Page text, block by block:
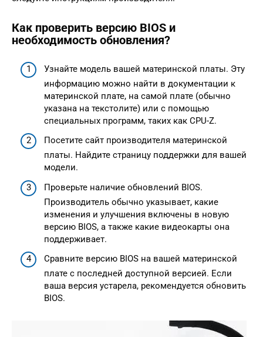
Как проверить версию BIOS и
необходимость обновления?
Узнайте модель вашей материнской платы. Эту
информацию можно найти в документации к
материнской плате, на самой плате (обычно
указана на текстолите) или с помощью
специальных программ, таких как CPU-Z.
Посетите сайт производителя материнской
платы. Найдите страницу поддержки для вашей
модели.
Проверьте наличие обновлений BIOS.
Производитель обычно указывает, какие
изменения и улучшения включены в новую
версию BIOS, а также какие видеокарты она
поддерживает.
Сравните версию BIOS на вашей материнской
плате с последней доступной версией. Если
ваша версия устарела, рекомендуется обновить
BIOS.